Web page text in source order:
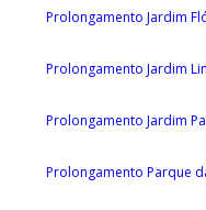
Prolongamento Jardim
Prolongamento Jardim
Prolongamento Jardim
Prolongamento Parque